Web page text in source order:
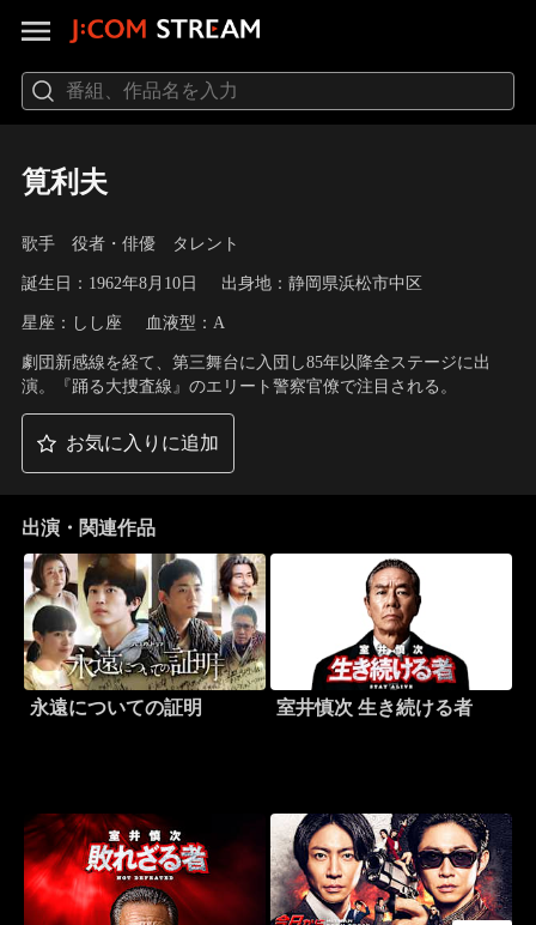
筧利夫
歌手 役者・俳優 タレント
誕生日：1962年8月10日 出身地：静岡県浜松市中区
星座：しし座 血液型：A
劇団新感線を経て、第三舞台に入団し85年以降全ステージに出
演。『踊る大捜査線』のエリート警察官僚で注目される。
お気に入りに追加
出演・関連作品
永遠についての証明 室井慎次 生き続ける者